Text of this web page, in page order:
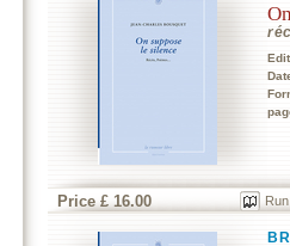
Price £ 16.00